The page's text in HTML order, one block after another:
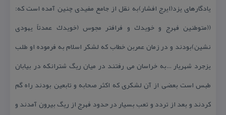
یادگارهای یزد(ایرج افشار)به نقل از جامع مفیدی چنین آمده است كه:
((متوطنین فهرج و خویدك و فرافتر مجوس (خویدك عمدتاً یهودی
نشین)بودند و در زمان عمربن خطاب كه لشكر اسلام به فرموده او طلب
یزجرد شهریار …به خراسان می رفتند در میان ریگ شترانكه در بیابان
طبس است بعضی از آن لشكری كه اكثر صحابه و تابعین بودند راه گم
كردند و بعد از تردد و تعب بسیار در حدود فهرج از ریگ بیرون آمدند و